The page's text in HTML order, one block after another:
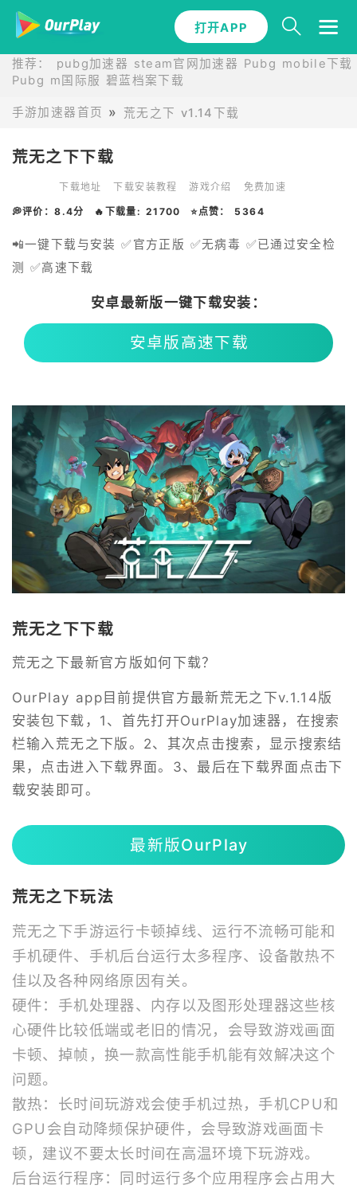
打开APP
推荐： pubg加速器 steam官网加速器 Pubg mobile下载
Pubg m国际服 碧蓝档案下载
手游加速器首页 荒无之下 v1.14下载
荒无之下下载
下载地址 下载安装教程 游戏介绍 免费加速
💭评价：8.4分 🔥下载量: 21700 ⭐点赞： 5364
📲一键下载与安装 ✅官方正版 ✅无病毒 ✅已通过安全检
测 ✅高速下载
安卓最新版一键下载安装：
安卓版高速下载
荒无之下下载
荒无之下最新官方版如何下载？
OurPlay app目前提供官方最新荒无之下v.1.14版
安装包下载，1、首先打开OurPlay加速器，在搜索
栏输入荒无之下版。2、其次点击搜索，显示搜索结
果，点击进入下载界面。3、最后在下载界面点击下
载安装即可。
最新版OurPlay
荒无之下玩法
荒无之下手游运行卡顿掉线、运行不流畅可能和
手机硬件、手机后台运行太多程序、设备散热不
佳以及各种网络原因有关。
硬件：手机处理器、内存以及图形处理器这些核
心硬件比较低端或老旧的情况，会导致游戏画面
卡顿、掉帧，换一款高性能手机能有效解决这个
问题。
散热：长时间玩游戏会使手机过热，手机CPU和
GPU会自动降频保护硬件，会导致游戏画面卡
顿，建议不要太长时间在高温环境下玩游戏。
后台运行程序：同时运行多个应用程序会占用大